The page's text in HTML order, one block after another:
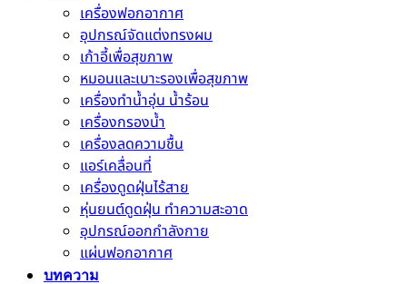
เครื่องฟอกอากาศ
อุปกรณ์จัดแต่งทรงผม
เก้าอี้เพื่อสุขภาพ
หมอนและเบาะรองเพื่อสุขภาพ
เครื่องทำน้ำอุ่น น้ำร้อน
เครื่องกรองน้ำ
เครื่องลดความชื้น
แอร์เคลื่อนที่
เครื่องดูดฝุ่นไร้สาย
หุ่นยนต์ดูดฝุ่น ทำความสะอาด
อุปกรณ์ออกกำลังกาย
แผ่นฟอกอากาศ
บทความ